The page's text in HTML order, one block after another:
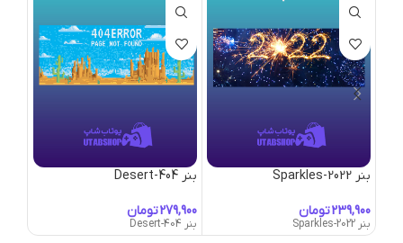
بنر 2022-Sparkles
تومان
بنر 2022-Sparkles
بنر 404-Desert
تومان
بنر 404-Desert